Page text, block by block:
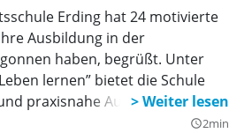
Erding hat 24 motivierte
Ausbildung in der
haben, begrüßt. Unter
lernen” bietet die Schule
praxisnahe Ausbildung, die
professionell und von
query_builder2min